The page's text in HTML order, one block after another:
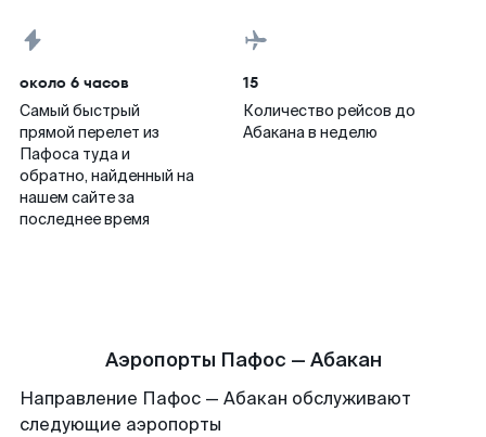
около 6 часов
Самый быстрый
прямой перелет из
Пафоса туда и
обратно, найденный на
нашем сайте за
последнее время
15
Количество рейсов до
Абакана в неделю
Аэропорты Пафос — Абакан
Направление Пафос — Абакан обслуживают
следующие аэропорты